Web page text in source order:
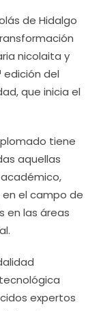
de Hidalgo
nicolaita y
edición del
que inicia el
tiene
aquellas
el campo de
en las áreas
expertos